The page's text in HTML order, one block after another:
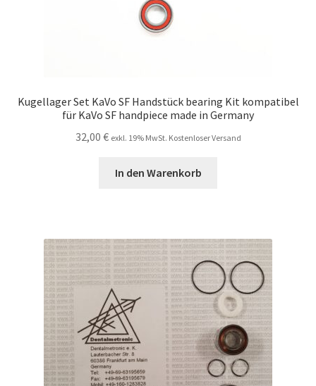
Kugellager Set KaVo SF Handstück bearing Kit kompatibel
für KaVo SF handpiece made in Germany
32,00 € exkl. 19% MwSt. Kostenloser Versand
In den Warenkorb